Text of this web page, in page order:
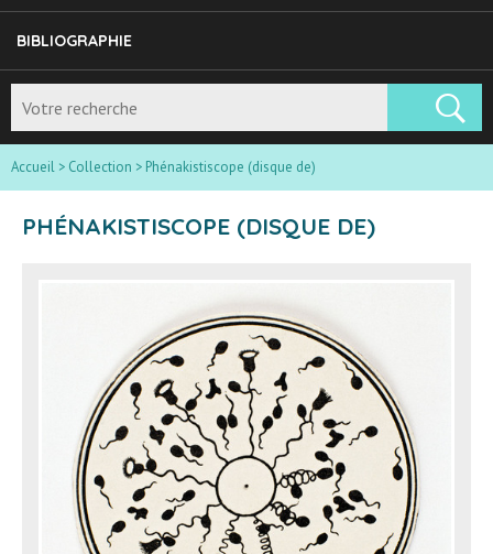
BIBLIOGRAPHIE
Accueil > Collection > Phénakistiscope (disque de)
PHÉNAKISTISCOPE (DISQUE DE)